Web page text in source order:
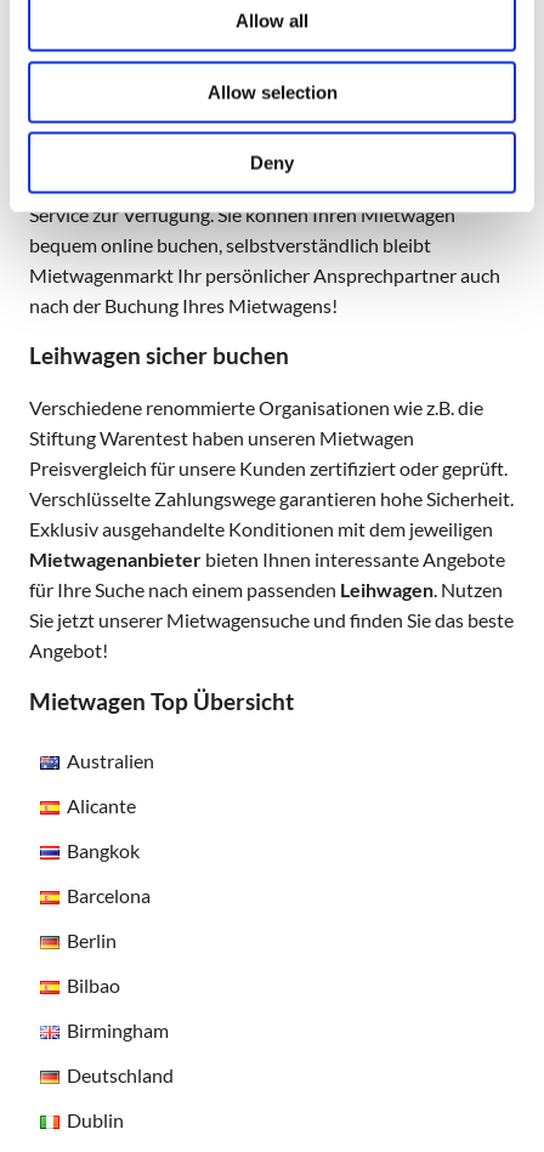
Allow all
Allow selection
Deny
Urlaubsziele lassen sich optimal mit dem Leihwagen
„erfahren“. Vergleichen Sie die bestenMietwagen auf
und finden Sie den günstigsten
Mietwagenanbieter in Australien. Auch wenn Sie sich den
Traum einer Amerikareise erfüllen und eine
Service zur Verfügung. Sie können Ihren Mietwagen
bequem online buchen, selbstverständlich bleibt
Mietwagenmarkt Ihr persönlicher Ansprechpartner auch
nach der Buchung Ihres Mietwagens!
Leihwagen sicher buchen
Verschiedene renommierte Organisationen wie z.B. die
Stiftung Warentest haben unseren Mietwagen
Preisvergleich für unsere Kunden zertifiziert oder geprüft.
Verschlüsselte Zahlungswege garantieren hohe Sicherheit.
Exklusiv ausgehandelte Konditionen mit dem jeweiligen
Mietwagenanbieter bieten Ihnen interessante Angebote
für Ihre Suche nach einem passenden Leihwagen. Nutzen
Sie jetzt unserer Mietwagensuche und finden Sie das beste
Angebot!
Mietwagen Top Übersicht
Australien
Alicante
Bangkok
Barcelona
Berlin
Bilbao
Birmingham
Deutschland
Dublin